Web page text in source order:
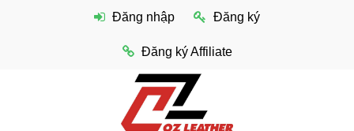
Đăng nhập Đăng ký
Đăng ký Affiliate